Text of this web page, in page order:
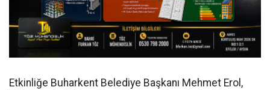
Etkinliğe Buharkent Belediye Başkanı Mehmet Erol,